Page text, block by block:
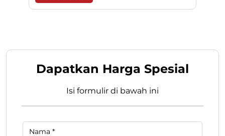
Dapatkan Harga Spesial
Isi formulir di bawah ini